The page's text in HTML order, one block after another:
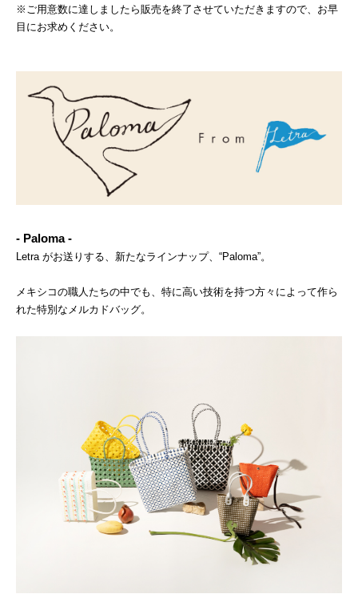
※ご用意数に達しましたら販売を終了させていただきますので、お早
目にお求めください。
- Paloma -
Letra がお送りする、新たなラインナップ、“Paloma”。
メキシコの職人たちの中でも、特に高い技術を持つ方々によって作ら
れた特別なメルカドバッグ。